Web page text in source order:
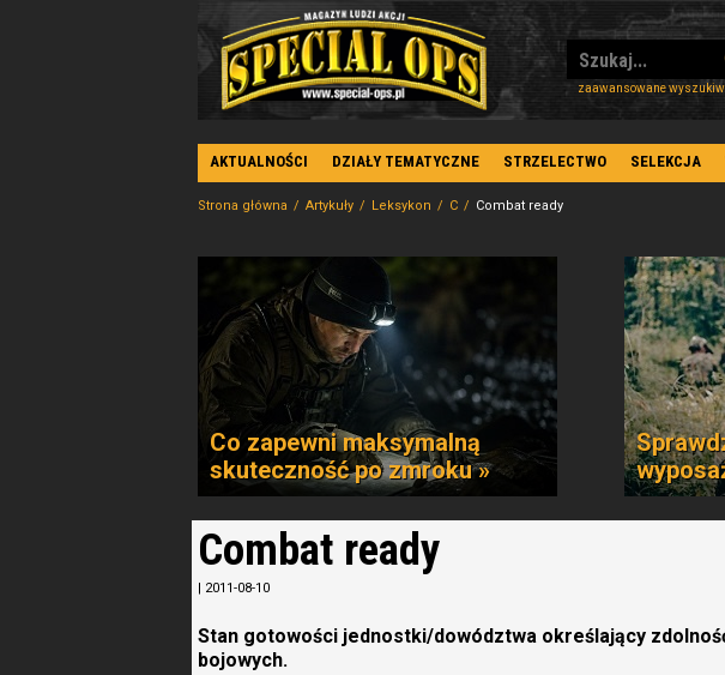
zaawansowane
AKTUALNOŚCI DZIAŁY TEMATYCZNE STRZELECTWO SELEKCJA
Strona główna Artykuły Leksykon C Combat ready
Co zapewni maksymalną
skuteczność po zmroku »
Combat ready
| 2011-08-10
Stan gotowości jednostki/dowództwa określający
bojowych.